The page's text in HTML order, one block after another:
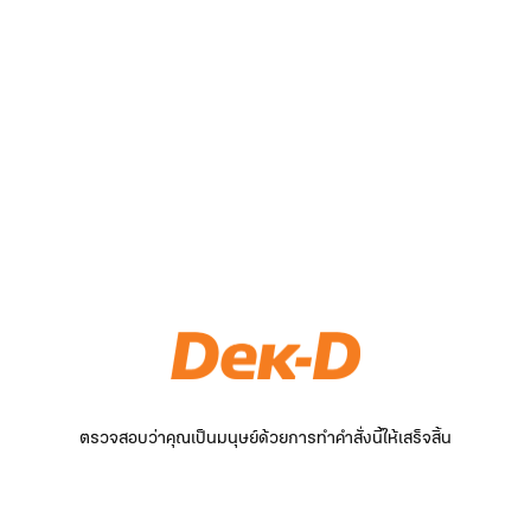
ตรวจสอบว่าคุณเป็นมนุษย์ด้วยการทำคำสั่งนี้ให้เสร็จสิ้น